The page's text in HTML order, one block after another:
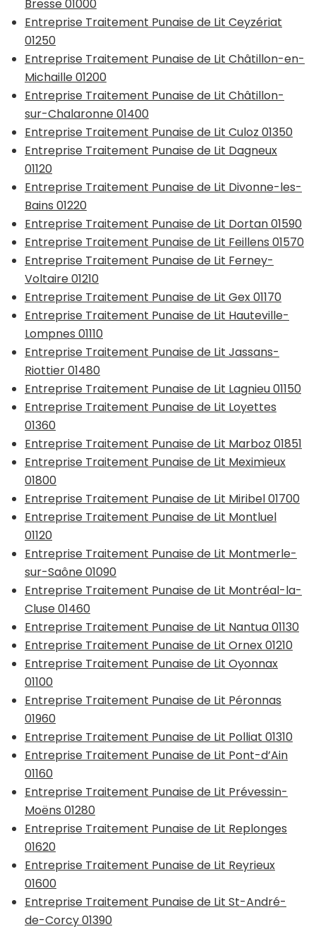
Bresse 01000
Entreprise Traitement Punaise de Lit Ceyzériat
01250
Entreprise Traitement Punaise de Lit Châtillon-en-
Michaille 01200
Entreprise Traitement Punaise de Lit Châtillon-
sur-Chalaronne 01400
Entreprise Traitement Punaise de Lit Culoz 01350
Entreprise Traitement Punaise de Lit Dagneux
01120
Entreprise Traitement Punaise de Lit Divonne-les-
Bains 01220
Entreprise Traitement Punaise de Lit Dortan 01590
Entreprise Traitement Punaise de Lit Feillens 01570
Entreprise Traitement Punaise de Lit Ferney-
Voltaire 01210
Entreprise Traitement Punaise de Lit Gex 01170
Entreprise Traitement Punaise de Lit Hauteville-
Lompnes 01110
Entreprise Traitement Punaise de Lit Jassans-
Riottier 01480
Entreprise Traitement Punaise de Lit Lagnieu 01150
Entreprise Traitement Punaise de Lit Loyettes
01360
Entreprise Traitement Punaise de Lit Marboz 01851
Entreprise Traitement Punaise de Lit Meximieux
01800
Entreprise Traitement Punaise de Lit Miribel 01700
Entreprise Traitement Punaise de Lit Montluel
01120
Entreprise Traitement Punaise de Lit Montmerle-
sur-Saône 01090
Entreprise Traitement Punaise de Lit Montréal-la-
Cluse 01460
Entreprise Traitement Punaise de Lit Nantua 01130
Entreprise Traitement Punaise de Lit Ornex 01210
Entreprise Traitement Punaise de Lit Oyonnax
01100
Entreprise Traitement Punaise de Lit Péronnas
01960
Entreprise Traitement Punaise de Lit Polliat 01310
Entreprise Traitement Punaise de Lit Pont-d’Ain
01160
Entreprise Traitement Punaise de Lit Prévessin-
Moëns 01280
Entreprise Traitement Punaise de Lit Replonges
01620
Entreprise Traitement Punaise de Lit Reyrieux
01600
Entreprise Traitement Punaise de Lit St-André-
de-Corcy 01390